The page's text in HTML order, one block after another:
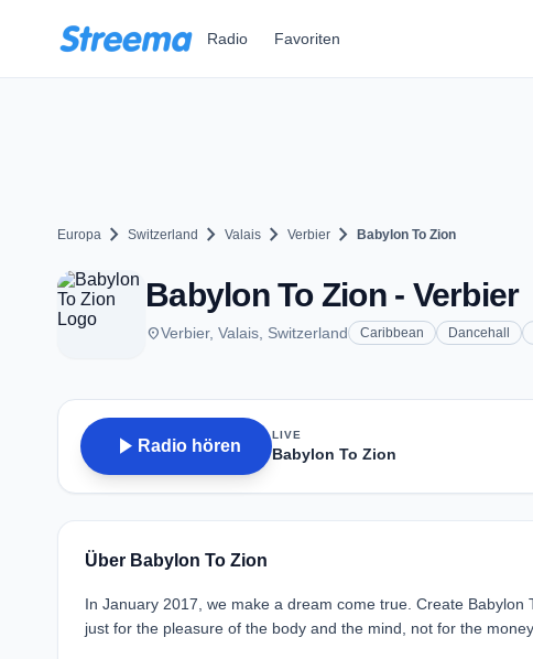
Radio Favoriten
Europa chevron_right Switzerland chevron_right Valais chevron_right Verbier chevron_right Babylon To Zion
Babylon To Zion - Verbier
placeVerbier, Valais, Switzerland Caribbean Dancehall
play_arrow Radio hören
LIVE
Babylon To Zion
Über Babylon To Zion
In January 2017, we make a dream come true. Create
just for the pleasure of the body and the mind, not for the money.